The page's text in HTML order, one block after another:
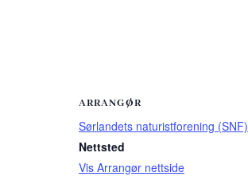
ARRANGØR
Sørlandets naturistforening (SNF)
Nettsted
Vis Arrangør nettside